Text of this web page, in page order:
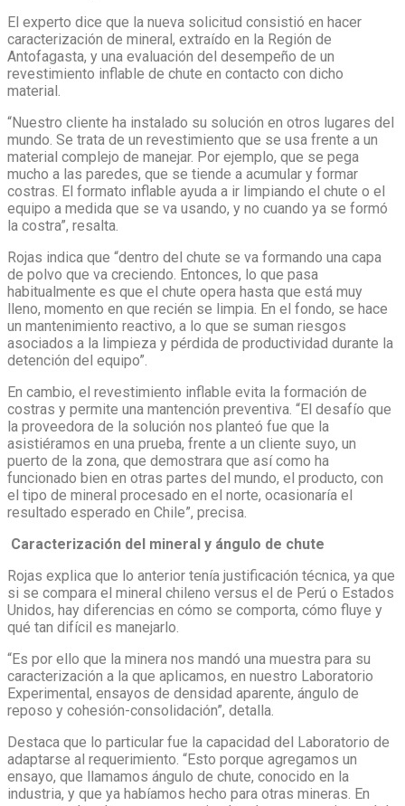
El experto dice que la nueva solicitud consistió en hacer
caracterización de mineral, extraído en la Región de
Antofagasta, y una evaluación del desempeño de un
revestimiento inflable de chute en contacto con dicho
material.
“Nuestro cliente ha instalado su solución en otros lugares del
mundo. Se trata de un revestimiento que se usa frente a un
material complejo de manejar. Por ejemplo, que se pega
mucho a las paredes, que se tiende a acumular y formar
costras. El formato inflable ayuda a ir limpiando el chute o el
equipo a medida que se va usando, y no cuando ya se formó
la costra”, resalta.
Rojas indica que “dentro del chute se va formando una capa
de polvo que va creciendo. Entonces, lo que pasa
habitualmente es que el chute opera hasta que está muy
lleno, momento en que recién se limpia. En el fondo, se hace
un mantenimiento reactivo, a lo que se suman riesgos
asociados a la limpieza y pérdida de productividad durante la
detención del equipo”.
En cambio, el revestimiento inflable evita la formación de
costras y permite una mantención preventiva. “El desafío que
la proveedora de la solución nos planteó fue que la
asistiéramos en una prueba, frente a un cliente suyo, un
puerto de la zona, que demostrara que así como ha
funcionado bien en otras partes del mundo, el producto, con
el tipo de mineral procesado en el norte, ocasionaría el
resultado esperado en Chile”, precisa.
Caracterización del mineral y ángulo de chute
Rojas explica que lo anterior tenía justificación técnica, ya que
si se compara el mineral chileno versus el de Perú o Estados
Unidos, hay diferencias en cómo se comporta, cómo fluye y
qué tan difícil es manejarlo.
“Es por ello que la minera nos mandó una muestra para su
caracterización a la que aplicamos, en nuestro Laboratorio
Experimental, ensayos de densidad aparente, ángulo de
reposo y cohesión-consolidación”, detalla.
Destaca que lo particular fue la capacidad del Laboratorio de
adaptarse al requerimiento. “Esto porque agregamos un
ensayo, que llamamos ángulo de chute, conocido en la
industria, y que ya habíamos hecho para otras mineras. En